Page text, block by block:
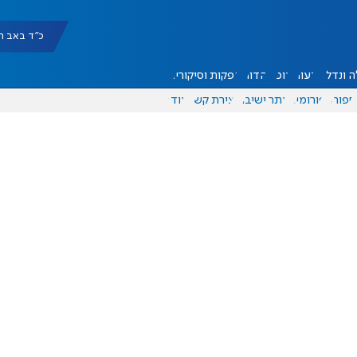
כ"ד באב תשפ"ו
ונדל"ן דעות אוכל יהדות הפקות וסיקורים
ספורט פורומים אתר ישיבה יצירת קשר עוד